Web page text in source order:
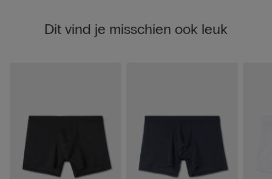
Dit vind je misschien ook leuk